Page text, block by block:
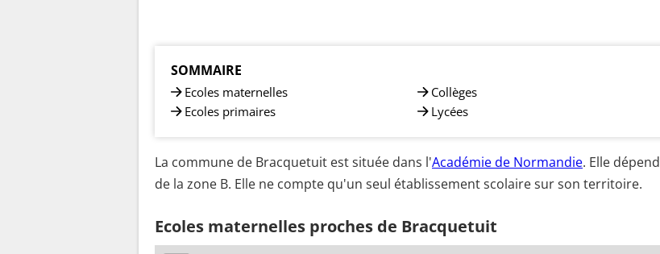
SOMMAIRE
Ecoles maternelles
Ecoles primaires
Collèges
Lycées
La commune de Bracquetuit est située dans l'Académie de Normandie. Elle dépend
de la zone B. Elle ne compte qu'un seul établissement scolaire sur son territoire.
Ecoles maternelles proches de Bracquetuit